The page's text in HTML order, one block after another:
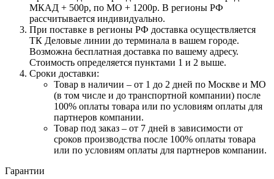
МКАД + 500р, по МО + 1200р. В регионы РФ
рассчитывается индивидуально.
При поставке в регионы РФ доставка осуществляется
ТК Деловые линии до терминала в вашем городе.
Возможна бесплатная доставка по вашему адресу.
Стоимость определяется пунктами 1 и 2 выше.
Сроки доставки:
Товар в наличии – от 1 до 2 дней по Москве и МО
(в том числе и до транспортной компании) после
100% оплаты товара или по условиям оплаты для
партнеров компании.
Товар под заказ – от 7 дней в зависимости от
сроков производства после 100% оплаты товара
или по условиям оплаты для партнеров компании.
Гарантии